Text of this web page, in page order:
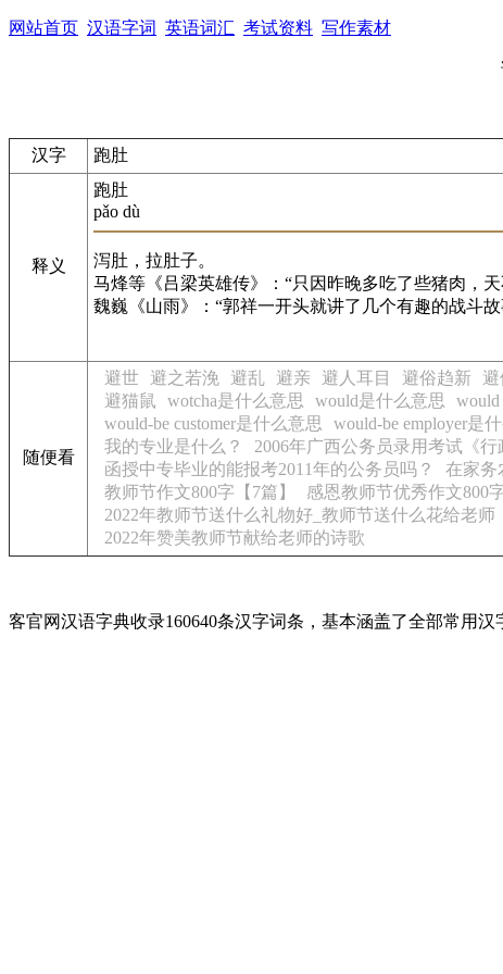
网站首页 汉语字词 英语词汇 考试资料 写作素材
汉字 跑肚
释义
跑肚
pǎo dù
泻肚，拉肚子。
马烽等《吕梁英雄传》：“只因昨晚多吃了些猪肉，天
魏巍《山雨》：“郭祥一开头就讲了几个有趣的战斗
随便看
避世 避之若浼 避乱 避亲 避人耳目 避俗趋新 避
避猫鼠
wotcha是什么意思 would是什么意思 would
would-be customer是什么意思
would-be employer是
我的专业是什么？
2006年广西公务员录用考试《
函授中专毕业的能报考2011年的公务员吗？
在家务
教师节作文800字【7篇】
感恩教师节优秀作文800
2022年教师节送什么礼物好_教师节送什么花给老师
2022年赞美教师节献给老师的诗歌
客官网汉语字典收录160640条汉字词条，基本涵盖了全部常用